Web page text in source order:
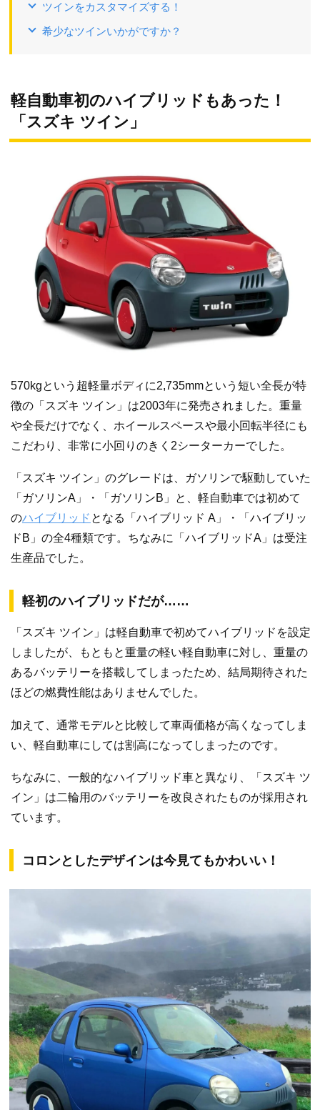
ツインをカスタマイズする！
希少なツインいかがですか？
軽自動車初のハイブリッドもあった！
「スズキ ツイン」
570kgという超軽量ボディに2,735mmという短い全長が特
徴の「スズキ ツイン」は2003年に発売されました。重量
や全長だけでなく、ホイールスペースや最小回転半径にも
こだわり、非常に小回りのきく2シーターカーでした。
「スズキ ツイン」のグレードは、ガソリンで駆動していた
「ガソリンA」・「ガソリンB」と、軽自動車では初めて
のハイブリッド となる「ハイブリッド A」・「ハイブリッ
ドB」の全4種類です。ちなみに「ハイブリッドA」は受注
生産品でした。
軽初のハイブリッドだが……
「スズキ ツイン」は軽自動車で初めてハイブリッドを設定
しましたが、もともと重量の軽い軽自動車に対し、重量の
あるバッテリーを搭載してしまったため、結局期待された
ほどの燃費性能はありませんでした。
加えて、通常モデルと比較して車両価格が高くなってしま
い、軽自動車にしては割高になってしまったのです。
ちなみに、一般的なハイブリッド車と異なり、「スズキ ツ
イン」は二輪用のバッテリーを改良されたものが採用され
ています。
コロンとしたデザインは今見てもかわいい！